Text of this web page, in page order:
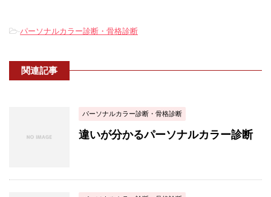
-パーソナルカラー診断・骨格診断
関連記事
パーソナルカラー診断・骨格診断
違いが分かるパーソナルカラー診断